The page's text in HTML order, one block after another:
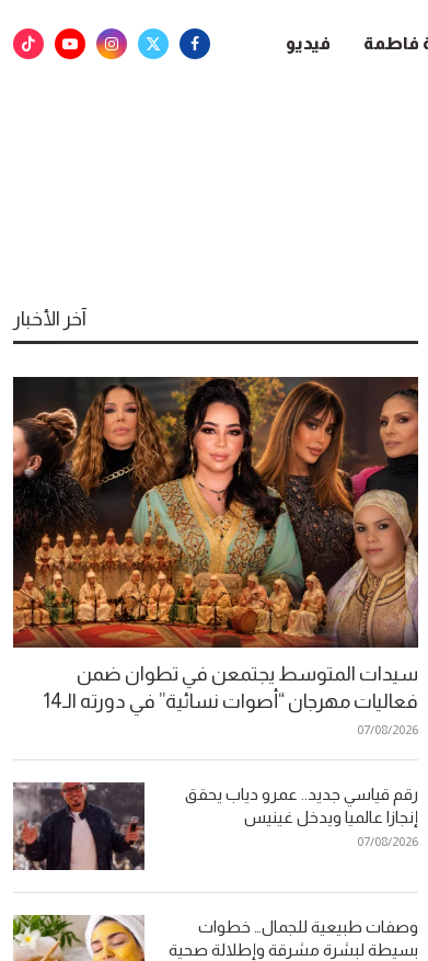
فاطمة فيديو
آخر الأخبار
سيدات المتوسط يجتمعن في تطوان ضمن
فعاليات مهرجان “أصوات نسائية” في دورته الـ14
07/08/2026
رقم قياسي جديد.. عمرو دياب يحقق
إنجازا عالميا ويدخل غينيس
07/08/2026
وصفات طبيعية للجمال… خطوات
بسيطة لبشرة مشرقة وإطلالة صحية